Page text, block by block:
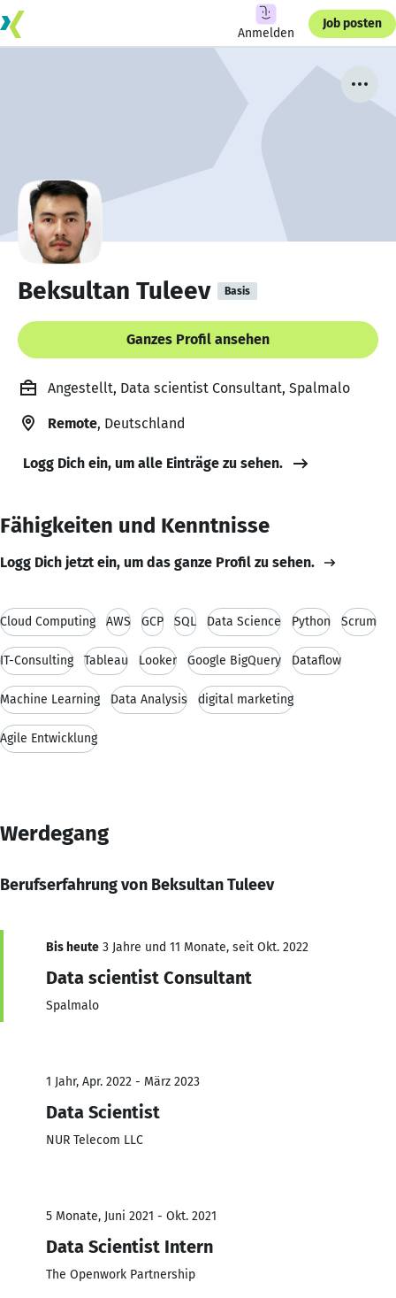
Anmelden
Job posten
Beksultan Tuleev Basis
Ganzes Profil ansehen
Angestellt, Data scientist Consultant, Spalmalo
Remote, Deutschland
Logg Dich ein, um alle Einträge zu sehen.
Fähigkeiten und Kenntnisse
Logg Dich jetzt ein, um das ganze Profil zu sehen.
Cloud Computing AWS GCP SQL Data Science Python Scrum
IT-Consulting Tableau Looker Google BigQuery Dataflow
Machine Learning Data Analysis digital marketing
Agile Entwicklung
Werdegang
Berufserfahrung von Beksultan Tuleev
Bis heute 3 Jahre und 11 Monate, seit Okt. 2022
Data scientist Consultant
Spalmalo
1 Jahr, Apr. 2022 - März 2023
Data Scientist
NUR Telecom LLC
5 Monate, Juni 2021 - Okt. 2021
Data Scientist Intern
The Openwork Partnership